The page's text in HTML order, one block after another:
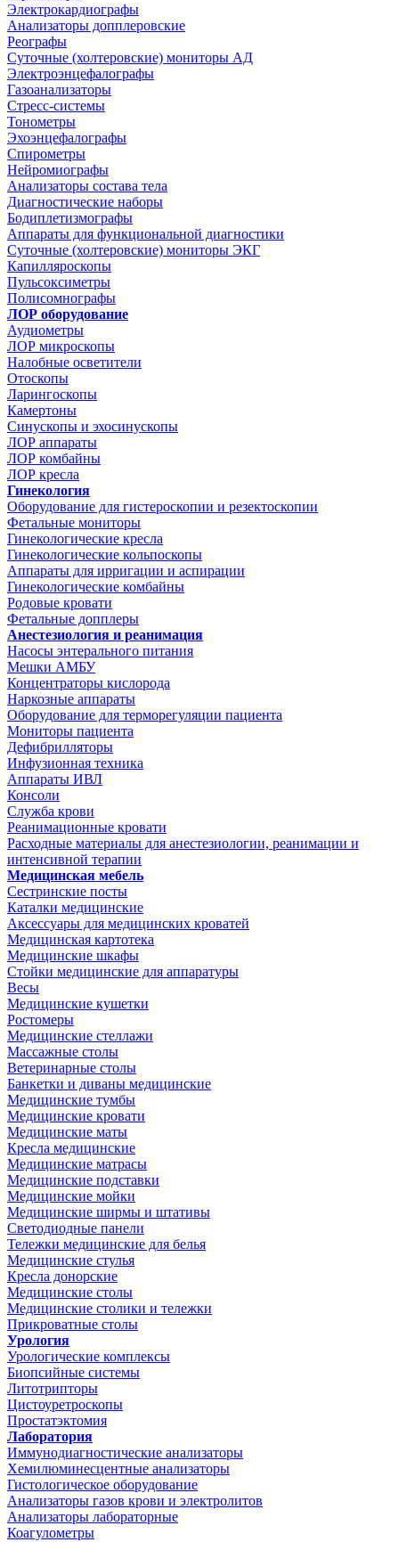
Электрокардиографы
Анализаторы допплеровские
Реографы
Суточные (холтеровские) мониторы АД
Электроэнцефалографы
Газоанализаторы
Стресс-системы
Тонометры
Эхоэнцефалографы
Спирометры
Нейромиографы
Анализаторы состава тела
Диагностические наборы
Бодиплетизмографы
Аппараты для функциональной диагностики
Суточные (холтеровские) мониторы ЭКГ
Капилляроскопы
Пульсоксиметры
Полисомнографы
ЛОР оборудование
Аудиометры
ЛОР микроскопы
Налобные осветители
Отоскопы
Ларингоскопы
Камертоны
Синускопы и эхосинускопы
ЛОР аппараты
ЛОР комбайны
ЛОР кресла
Гинекология
Оборудование для гистероскопии и резектоскопии
Фетальные мониторы
Гинекологические кресла
Гинекологические кольпоскопы
Аппараты для ирригации и аспирации
Гинекологические комбайны
Родовые кровати
Фетальные допплеры
Анестезиология и реанимация
Насосы энтерального питания
Мешки АМБУ
Концентраторы кислорода
Наркозные аппараты
Оборудование для терморегуляции пациента
Мониторы пациента
Дефибрилляторы
Инфузионная техника
Аппараты ИВЛ
Консоли
Служба крови
Реанимационные кровати
Расходные материалы для анестезиологии, реанимации и
интенсивной терапии
Медицинская мебель
Сестринские посты
Каталки медицинские
Аксессуары для медицинских кроватей
Медицинская картотека
Медицинские шкафы
Стойки медицинские для аппаратуры
Весы
Медицинские кушетки
Ростомеры
Медицинские стеллажи
Массажные столы
Ветеринарные столы
Банкетки и диваны медицинские
Медицинские тумбы
Медицинские кровати
Медицинские маты
Кресла медицинские
Медицинские матрасы
Медицинские подставки
Медицинские мойки
Медицинские ширмы и штативы
Светодиодные панели
Тележки медицинские для белья
Медицинские стулья
Кресла донорские
Медицинские столы
Медицинские столики и тележки
Прикроватные столы
Урология
Урологические комплексы
Биопсийные системы
Литотрипторы
Цистоуретроскопы
Простатэктомия
Лаборатория
Иммунодиагностические анализаторы
Хемилюминесцентные анализаторы
Гистологическое оборудование
Анализаторы газов крови и электролитов
Анализаторы лабораторные
Коагулометры